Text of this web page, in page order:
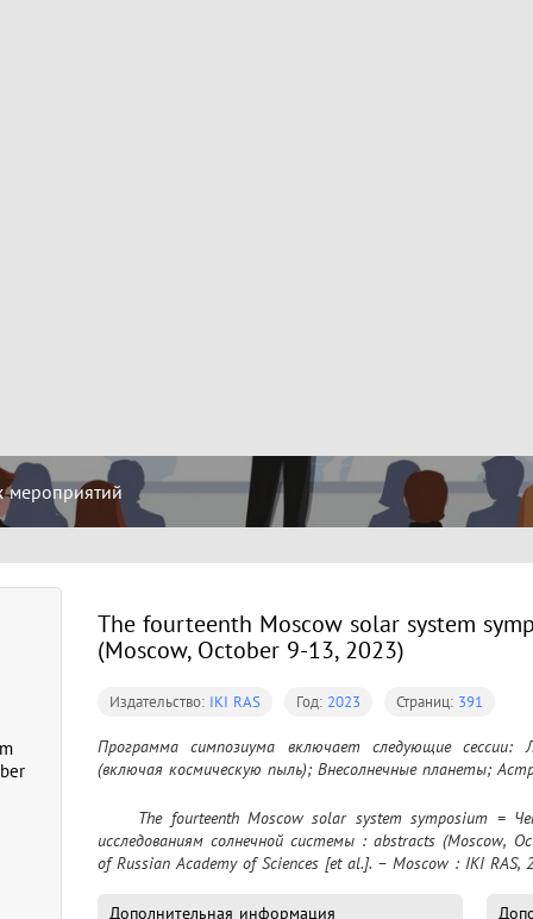
мероприятий
The fourteenth Moscow solar system
(Moscow, October 9-13, 2023)
Издательство: IKI RAS Год: 2023 Страниц: 391
Программа симпозиума включает следующие
(включая космическую пыль); Внесолнечные планеты;
исследованиям солнечной системы : abstracts (Moscow,
of Russian Academy of Sciences [et al.]. – Moscow : IKI RAS,
Дополнительная информация